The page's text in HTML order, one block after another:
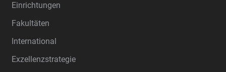
Einrichtungen
Fakultäten
International
Exzellenzstrategie